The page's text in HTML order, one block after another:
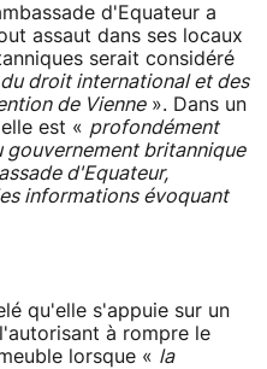
d'Equateur a
assaut dans ses locaux
serait considéré
droit international et des
de Vienne». Dans un
est « profondément
gouvernement britannique
d'Equateur,
informations évoquant
qu'elle s'appuie sur un
à rompre le
lorsque « la